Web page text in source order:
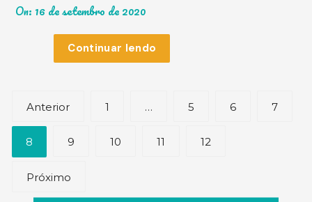
On: 16 de setembro de 2020
Continuar lendo
Paginação
de
posts
Anterior 1 … 5 6 7
8 9 10 11 12
Próximo